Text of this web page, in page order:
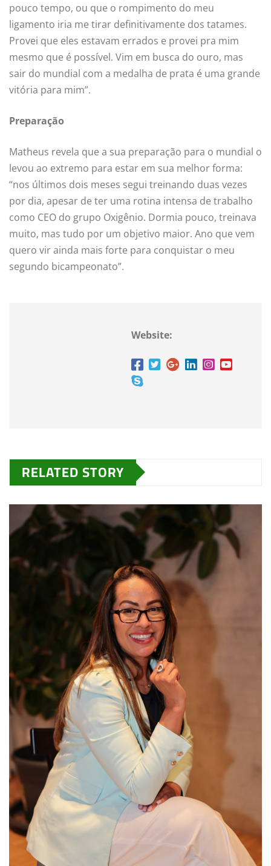
pouco tempo, ou que o rompimento do meu
ligamento iria me tirar definitivamente dos tatames.
Provei que eles estavam errados e provei pra mim
mesmo que é possível. Vim em busca do ouro, mas
sair do mundial com a medalha de prata é uma grande
vitória para mim”.
Preparação
Matheus revela que a sua preparação para o mundial o
levou ao extremo para estar em sua melhor forma:
“nos últimos dois meses segui treinando duas vezes
por dia, apesar de ter uma rotina intensa de trabalho
como CEO do grupo Oxigênio. Dormia pouco, treinava
muito, mas tudo por um objetivo maior. Ano que vem
quero vir ainda mais forte para conquistar o meu
segundo bicampeonato”.
Website:
RELATED STORY